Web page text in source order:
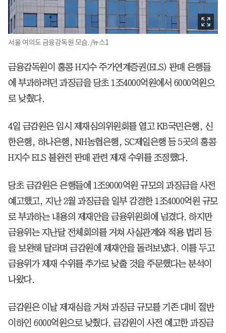
서울 여의도 금융감독원 모습. /뉴스1
금융감독원이 홍콩 H지수 주가연계증권(ELS) 판매 은행들
에 부과하려던 과징금을 당초 1조4000억원에서 6000억원으
로 낮췄다.
4일 금감원은 임시 제재심의위원회를 열고 KB국민은행, 신
한은행, 하나은행, NH농협은행, SC제일은행 등 5곳의 홍콩
H지수 ELS 불완전 판매 관련 제재 수위를 조정했다.
당초 금감원은 은행들에 1조9000억원 규모의 과징금을 사전
예고했고, 지난 2월 과징금을 일부 감경한 1조4000억원 규모
로 부과하는 내용의 제재안을 금융위원회에 넘겼다. 하지만
금융위는 지난달 전체회의를 거쳐 사실관계와 적용 법리 등
을 보완해 달라며 금감원에 제재안을 돌려보냈다. 이를 두고
금융위가 제재 수위를 추가로 낮출 것을 주문했다는 분석이
나왔다.
금감원은 이날 제재심을 거쳐 과징금 규모를 기존 대비 절반
이하인 6000억원으로 낮췄다. 금감원이 사전 예고한 과징금